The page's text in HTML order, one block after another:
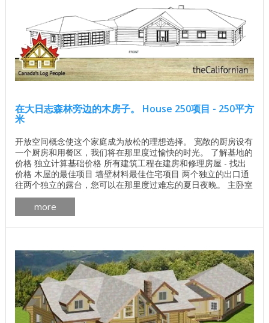
在大日志森林旁边的木房子。 House 250项目 - 250平方
米
开放空间概念使这个家庭成为放松的理想选择。 宽敞的厨房设有
一个厨房和用餐区，我们将在那里度过愉快的时光。 了解基地的
价格 独立计算基础价格 所有建筑工程在建房和修理房屋 - 找出
价格 木屋的最佳项目 墙壁材料最佳住宅项目 两个独立的出口通
往两个独立的露台，您可以在那里度过难忘的夏日夜晚。 主卧室
配有水力按摩浴缸和独立淋浴。有遮盖的行人将主屋与三车车库
连接起来。您可以在美丽的木屋中享受舒适的住宿。 木材： 加
拿大雪松 ， 松树 ， 云杉 或 冷杉 。 计划加拿大房子加州人pdf
下载 ...
more